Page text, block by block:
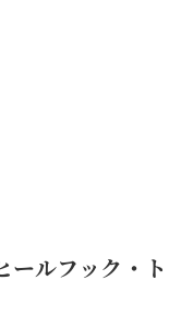
ールフック・ト